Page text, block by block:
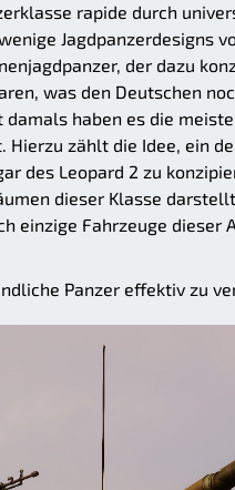
rapide durch
Jagdpanzerdesigns
der dazu
was den Deutschen
haben es die
zählt die Idee, ein
des Leopard 2 zu
dieser Klasse
einzige Fahrzeuge dieser
Panzer effektiv zu